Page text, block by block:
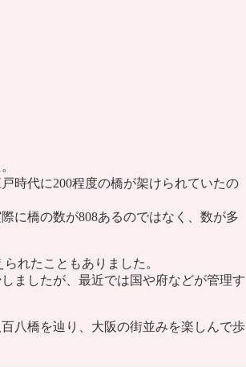
時代に200程度の橋が架けられていたの
に橋の数が808あるのではなく、数が多
れたこともありました。
ましたが、最近では国や府などが管理す
八橋を辿り、大阪の街並みを楽しんで歩